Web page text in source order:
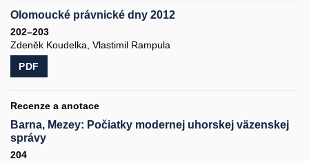
Olomoucké právnické dny 2012
202–203
Zdeněk Koudelka, Vlastimil Rampula
PDF
Recenze a anotace
Barna, Mezey: Počiatky modernej uhorskej väzenskej
správy
204